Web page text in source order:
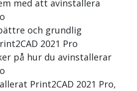
med att avinstallera
och grundlig
2021 Pro
på hur du avinstallerar
Print2CAD 2021 Pro,